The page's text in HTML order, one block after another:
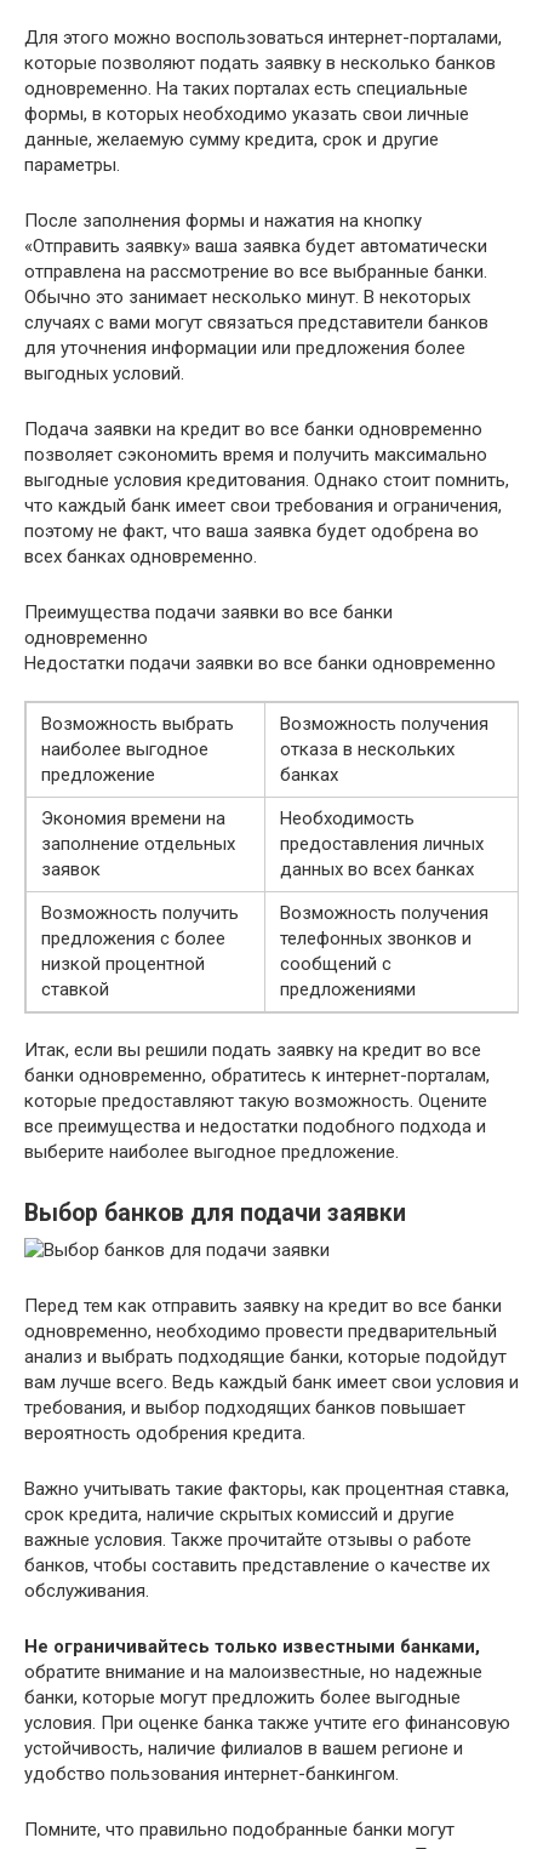
Для этого можно воспользоваться интернет-порталами,
которые позволяют подать заявку в несколько банков
одновременно. На таких порталах есть специальные
формы, в которых необходимо указать свои личные
данные, желаемую сумму кредита, срок и другие
параметры.
После заполнения формы и нажатия на кнопку
«Отправить заявку» ваша заявка будет автоматически
отправлена на рассмотрение во все выбранные банки.
Обычно это занимает несколько минут. В некоторых
случаях с вами могут связаться представители банков
для уточнения информации или предложения более
выгодных условий.
Подача заявки на кредит во все банки одновременно
позволяет сэкономить время и получить максимально
выгодные условия кредитования. Однако стоит помнить,
что каждый банк имеет свои требования и ограничения,
поэтому не факт, что ваша заявка будет одобрена во
всех банках одновременно.
Преимущества подачи заявки во все банки
одновременно
Недостатки подачи заявки во все банки одновременно
Возможность выбрать
наиболее выгодное
предложение
Возможность получения
отказа в нескольких
банках
Экономия времени на
заполнение отдельных
заявок
Необходимость
предоставления личных
данных во всех банках
Возможность получить
предложения с более
низкой процентной
ставкой
Возможность получения
телефонных звонков и
сообщений с
предложениями
Итак, если вы решили подать заявку на кредит во все
банки одновременно, обратитесь к интернет-порталам,
которые предоставляют такую возможность. Оцените
все преимущества и недостатки подобного подхода и
выберите наиболее выгодное предложение.
Выбор банков для подачи заявки
Перед тем как отправить заявку на кредит во все банки
одновременно, необходимо провести предварительный
анализ и выбрать подходящие банки, которые подойдут
вам лучше всего. Ведь каждый банк имеет свои условия и
требования, и выбор подходящих банков повышает
вероятность одобрения кредита.
Важно учитывать такие факторы, как процентная ставка,
срок кредита, наличие скрытых комиссий и другие
важные условия. Также прочитайте отзывы о работе
банков, чтобы составить представление о качестве их
обслуживания.
Не ограничивайтесь только известными банками,
обратите внимание и на малоизвестные, но надежные
банки, которые могут предложить более выгодные
условия. При оценке банка также учтите его финансовую
устойчивость, наличие филиалов в вашем регионе и
удобство пользования интернет-банкингом.
Помните, что правильно подобранные банки могут